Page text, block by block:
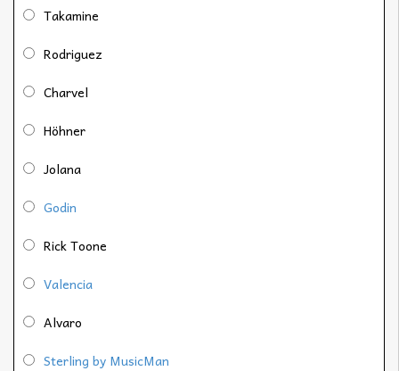
Takamine
Rodriguez
Charvel
Höhner
Jolana
Godin
Rick Toone
Valencia
Alvaro
Sterling by MusicMan